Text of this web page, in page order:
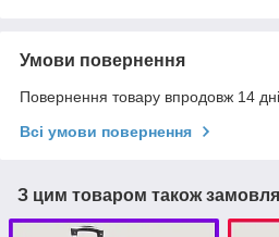
Умови повернення
Повернення товару впродовж 14
Всі умови повернення
З цим товаром також